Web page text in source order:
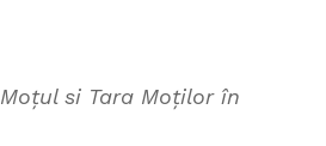
Moțul si Tara Moților în